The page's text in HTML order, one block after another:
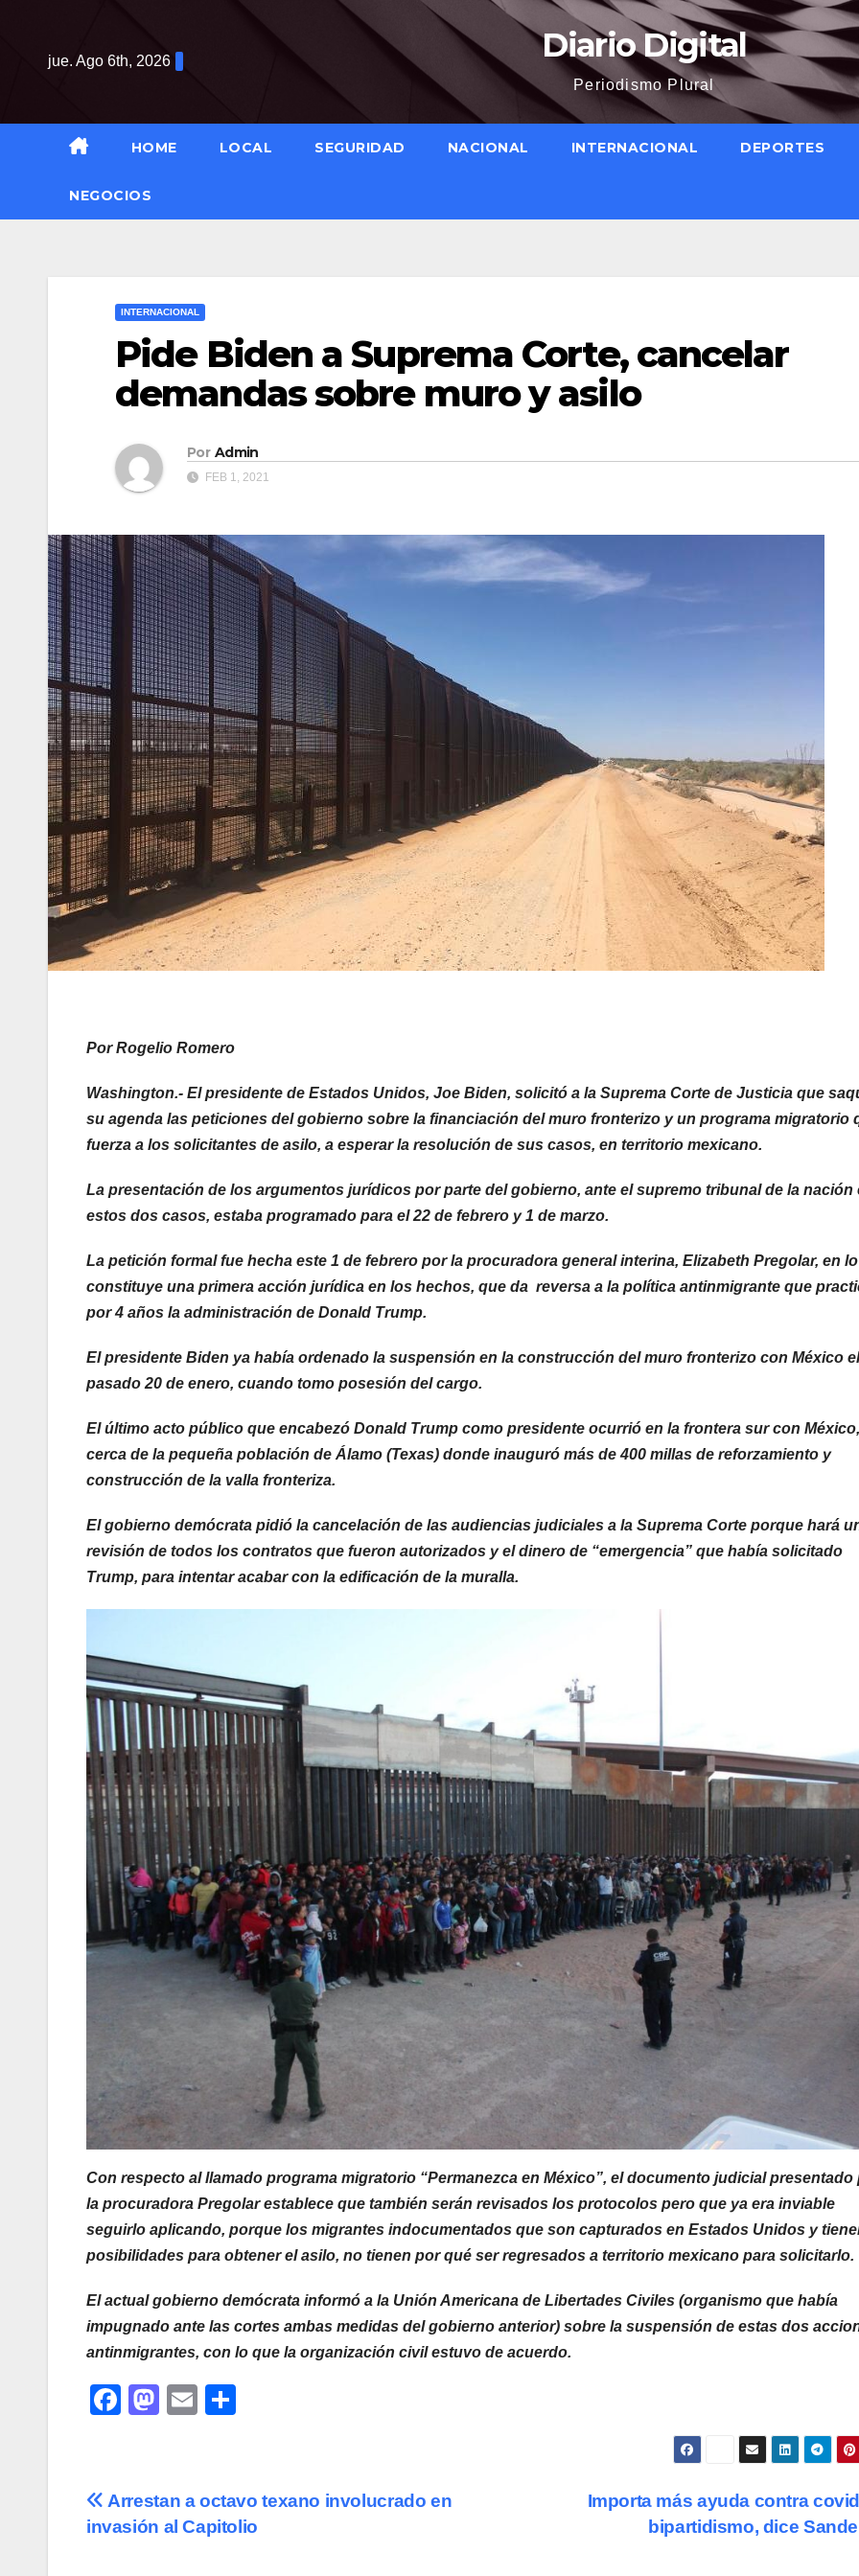
contenido
jue. Ago 6th, 2026 Diario Digital
Periodismo Plural
HOME LOCAL SEGURIDAD NACIONAL INTERNACIONAL DEPORTES
NEGOCIOS
INTERNACIONAL
Pide Biden a Suprema Corte, cancelar
demandas sobre muro y asilo
Por Admin
FEB 1, 2021
Por Rogelio Romero
Washington.- El presidente de Estados Unidos, Joe Biden, solicitó a la Suprema Corte de Justicia que
su agenda las peticiones del gobierno sobre la financiación del muro fronterizo y un programa migratorio
fuerza a los solicitantes de asilo, a esperar la resolución de sus casos, en territorio mexicano.
La presentación de los argumentos jurídicos por parte del gobierno, ante el supremo tribunal de la nación
estos dos casos, estaba programado para el 22 de febrero y 1 de marzo.
La petición formal fue hecha este 1 de febrero por la procuradora general interina, Elizabeth Pregolar, en
constituye una primera acción jurídica en los hechos, que da reversa a la política antinmigrante que
por 4 años la administración de Donald Trump.
El presidente Biden ya había ordenado la suspensión en la construcción del muro fronterizo con México el
pasado 20 de enero, cuando tomo posesión del cargo.
El último acto público que encabezó Donald Trump como presidente ocurrió en la frontera sur con México,
cerca de la pequeña población de Álamo (Texas) donde inauguró más de 400 millas de reforzamiento y
construcción de la valla fronteriza.
El gobierno demócrata pidió la cancelación de las audiencias judiciales a la Suprema Corte porque hará
revisión de todos los contratos que fueron autorizados y el dinero de “emergencia” que había solicitado
Trump, para intentar acabar con la edificación de la muralla.
Con respecto al llamado programa migratorio “Permanezca en México”, el documento judicial presentado
la procuradora Pregolar establece que también serán revisados los protocolos pero que ya era inviable
seguirlo aplicando, porque los migrantes indocumentados que son capturados en Estados Unidos y
posibilidades para obtener el asilo, no tienen por qué ser regresados a territorio mexicano para solicitarlo.
El actual gobierno demócrata informó a la Unión Americana de Libertades Civiles (organismo que había
impugnado ante las cortes ambas medidas del gobierno anterior) sobre la suspensión de estas dos
antinmigrantes, con lo que la organización civil estuvo de acuerdo.
F
e
b
M
o
d
E
p
ar
Navegación
Importa más ayuda contra
bipartidismo, dice
Arrestan a octavo texano involucrado en
invasión al Capitolio